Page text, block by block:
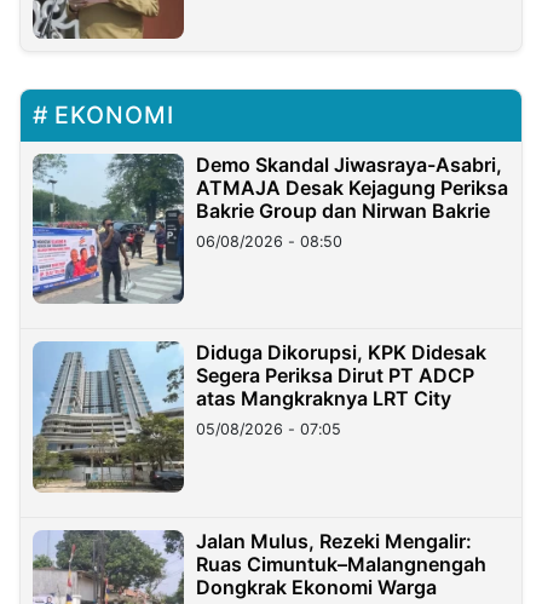
EKONOMI
Demo Skandal Jiwasraya-Asabri,
ATMAJA Desak Kejagung Periksa
Bakrie Group dan Nirwan Bakrie
06/08/2026 - 08:50
Diduga Dikorupsi, KPK Didesak
Segera Periksa Dirut PT ADCP
atas Mangkraknya LRT City
05/08/2026 - 07:05
Jalan Mulus, Rezeki Mengalir:
Ruas Cimuntuk–Malangnengah
Dongkrak Ekonomi Warga